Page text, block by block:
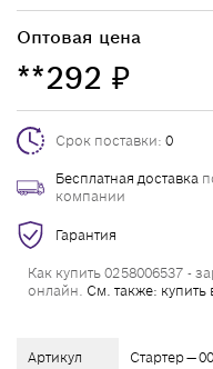
Артикул Стартер —
Оптовая цена
**292 ₽
Срок поставки: 0
Бесплатная доставка
компании
Гарантия
Как купить 0258006537 -
онлайн. См. также: купить